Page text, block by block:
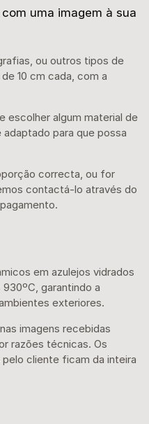
uma imagem à sua
ou outros tipos de
10 cm cada, com a
escolher algum material de
para que possa
correcta, ou for
contactá-lo através do
em azulejos vidrados
garantindo a
exteriores.
imagens recebidas
razões técnicas. Os
cliente ficam da inteira